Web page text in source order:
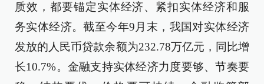
质效，都要锚定实体经济、紧扣实体经济和服
务实体经济。截至今年9月末，我国对实体经济
发放的人民币贷款余额为232.78万亿元，同比增
长10.7%。金融支持实体经济力度要够、节奏要